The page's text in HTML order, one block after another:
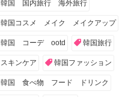
韓国 国内旅行 海外旅行
韓国コスメ メイク メイクアップ
韓国 コーデ ootd 韓国旅行
スキンケア 韓国ファッション
韓国 食べ物 フード ドリンク